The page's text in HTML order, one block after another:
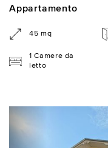
Appartamento
45 mq
1 Camere da
letto